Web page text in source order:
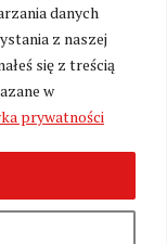
danych
z naszej
się z treścią
w
prywatności